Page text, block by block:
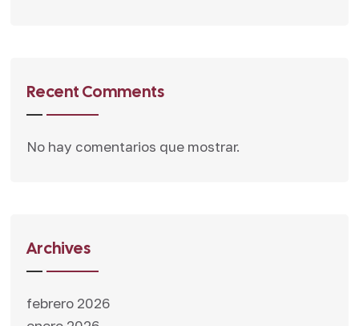
Recent Comments
No hay comentarios que mostrar.
Archives
febrero 2026